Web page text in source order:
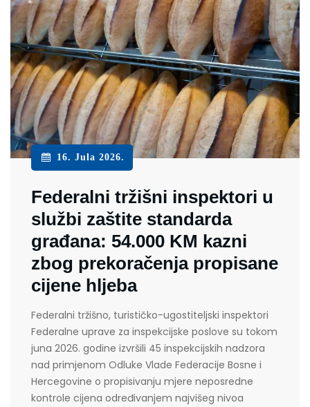
16. Jula 2026.
Federalni tržišni inspektori u
službi zaštite standarda
građana: 54.000 KM kazni
zbog prekoračenja propisane
cijene hljeba
Federalni tržišno, turističko-ugostiteljski inspektori
Federalne uprave za inspekcijske poslove su tokom
juna 2026. godine izvršili 45 inspekcijskih nadzora
nad primjenom Odluke Vlade Federacije Bosne i
Hercegovine o propisivanju mjere neposredne
kontrole cijena određivanjem najvišeg nivoa